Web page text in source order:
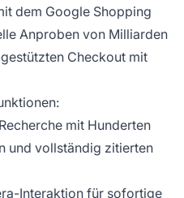
dem Google Shopping
Anproben von Milliarden
Checkout mit
mit Hunderten
und vollständig zitierten
Interaktion für sofortige